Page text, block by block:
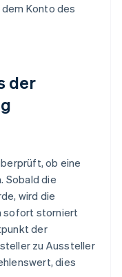
Konto des
der
ob eine
Sobald die
wird die
sofort storniert
der
zu Aussteller
dies